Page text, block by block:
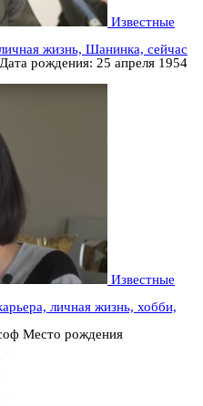
Известные
жизнь, Шанинка, сейчас
рождения: 25 апреля 1954
Известные
личная жизнь, хобби,
Место рождения